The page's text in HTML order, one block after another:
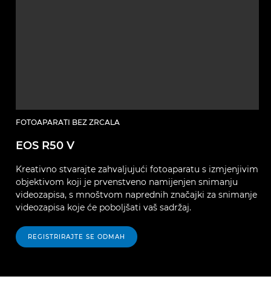
FOTOAPARATI BEZ ZRCALA
EOS R50 V
Kreativno stvarajte zahvaljujući fotoaparatu s izmjenjivim
objektivom koji je prvenstveno namijenjen snimanju
videozapisa, s mnoštvom naprednih značajki za snimanje
videozapisa koje će poboljšati vaš sadržaj.
REGISTRIRAJTE SE ODMAH